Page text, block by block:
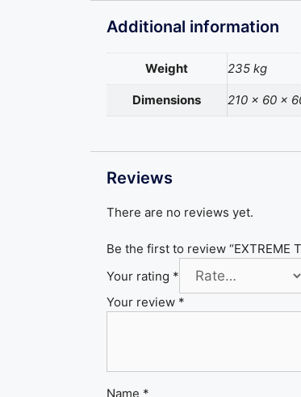
Additional information
Weight 235 kg
Dimensions 210 × 60 ×
Reviews
There are no reviews yet.
Be the first to review “EXTREME
Your rating *
Your review *
Name *